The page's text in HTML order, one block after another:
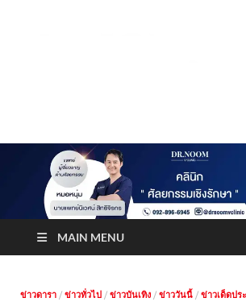
MAIN MENU
ข่าวดารา / ข่าวทั่วไป / ข่าวบันเทิง / ข่าววันนี้ / ข่าวเด็ดป